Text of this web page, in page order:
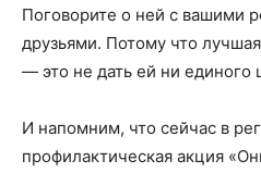
Поговорите о ней с вашими
друзьями. Потому что
— это не дать ей ни единого
И напомним, что сейчас в
профилактическая акция